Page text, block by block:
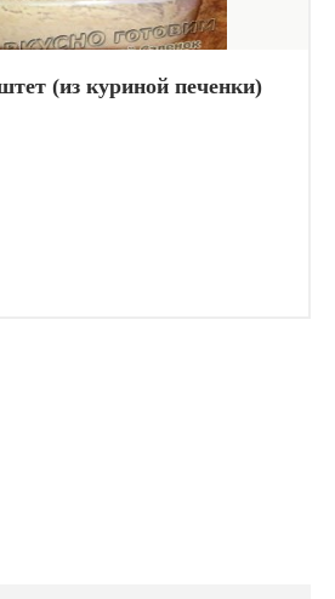
(из куриной печенки)